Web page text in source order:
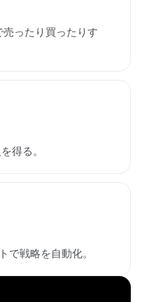
ったり買ったりす
得る。
で戦略を自動化。